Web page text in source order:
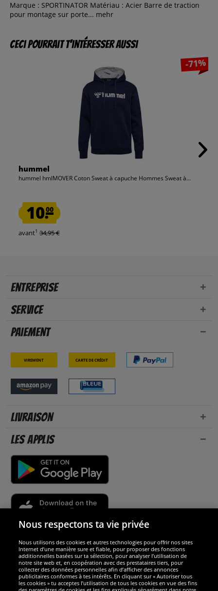
Marque : SPORTINATOR Matériau : Acier Barre de traction
pour montage sur porte... mehr
Ceci pourrait t’intéresser aussi
-71%
hummel
hummel hmlMOVER Coton Sweat à capuche Hommes Sweat à...
10.00
avant1 34,95 €
Entreprise
Service
Paiement
Virement Carte de crédit
Livraison
Les applis
Sécurité
Nous sommes excellents
Nous respectons ta vie privée
Nous utilisons des cookies et autres technologies pour offrir nos sites
Internet d’une manière sure et fiable, pour proposer des fonctions
additionnelles basées sur ta sélection, pour analyser l’utilisation de
notre site web et, en coopération avec des prestataires tiers, pour
collecter des données personnelles afin d’afficher des annonces
publicitaires conformes à tes intérêts. En cliquant sur « Autoriser tous
les cookies » tu acceptes l’utilisation de tous les cookies en vue des fins